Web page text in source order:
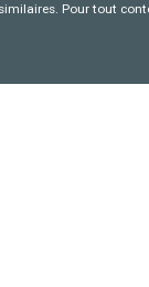
Pour tout